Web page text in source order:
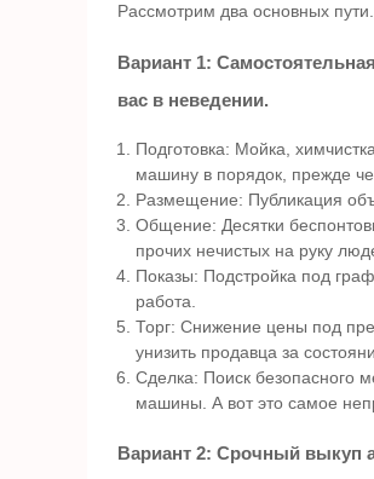
Рассмотрим два основных
Вариант 1:
вас в неведении.
Подготовка: Мойка,
машину в порядок, прежде
Размещение: Публикация
Общение: Десятки
прочих нечистых на руку
Показы: Подстройка под
работа.
Торг: Снижение цены под
унизить продавца за
Сделка: Поиск безопасного
машины. А вот это самое
Вариант 2: Срочный выкуп